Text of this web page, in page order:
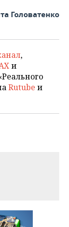
Головатенко
,
и
Rutube и